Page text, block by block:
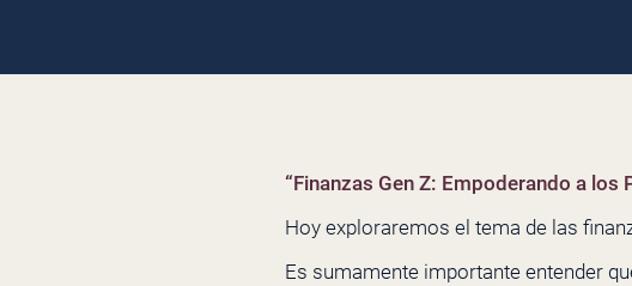
“Finanzas Gen Z: Empoderando a
Hoy exploraremos el tema de las
Es sumamente importante entender